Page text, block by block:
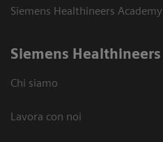
Siemens Healthineers Academy
Siemens Healthineers
Chi siamo
Lavora con noi